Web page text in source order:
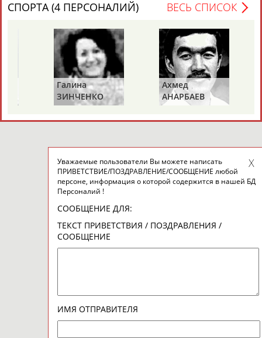
СПОРТА (4 ПЕРСОНАЛИЙ)
ВЕСЬ СПИСОК
Галина
ЗИНЧЕНКО
Ахмед
АНАРБАЕВ
Уважаемые пользователи Вы можете написать
ПРИВЕТСТВИЕ/ПОЗДРАВЛЕНИЕ/СООБЩЕНИЕ любой
персоне, информация о которой содержится в нашей БД
Персоналий !
СООБЩЕНИЕ ДЛЯ:
ТЕКСТ ПРИВЕТСТВИЯ / ПОЗДРАВЛЕНИЯ /
СООБЩЕНИЕ
ИМЯ ОТПРАВИТЕЛЯ